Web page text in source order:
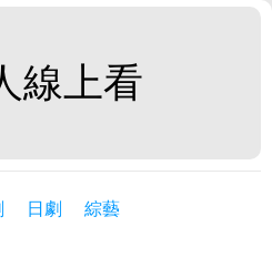
線上看
日劇 綜藝